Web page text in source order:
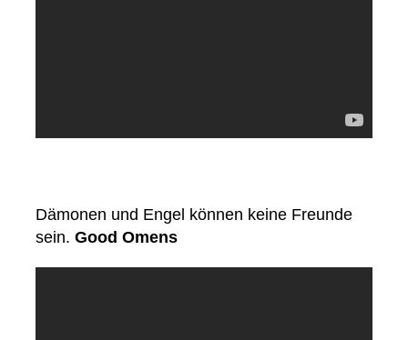
Dämonen und Engel können keine Freunde
sein. Good Omens